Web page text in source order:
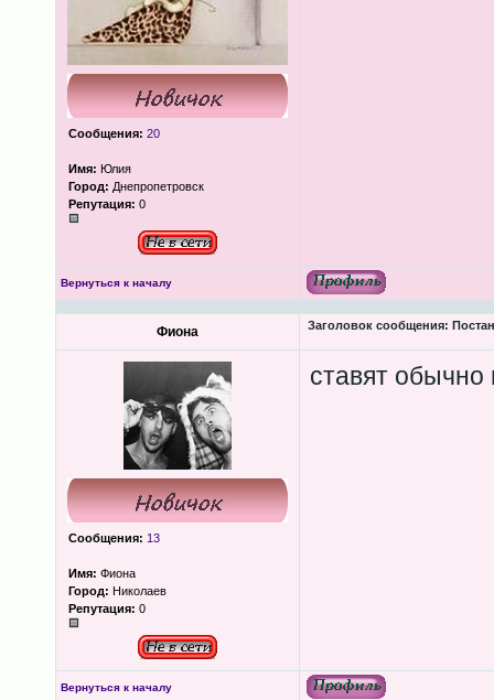
Сообщения: 20
Имя: Юлия
Город: Днепропетровск
Репутация: 0
Вернуться к началу
Фиона Заголовок сообщения:
Сообщения: 13
Имя: Фиона
Город: Николаев
Репутация: 0
ставят обычно
Вернуться к началу